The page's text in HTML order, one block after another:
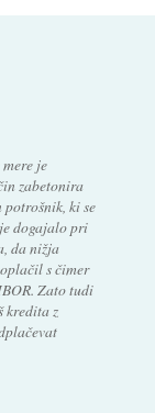
je
zabetonira
ki se
dogajalo pri
da nižja
s čimer
Zato tudi
kredita z